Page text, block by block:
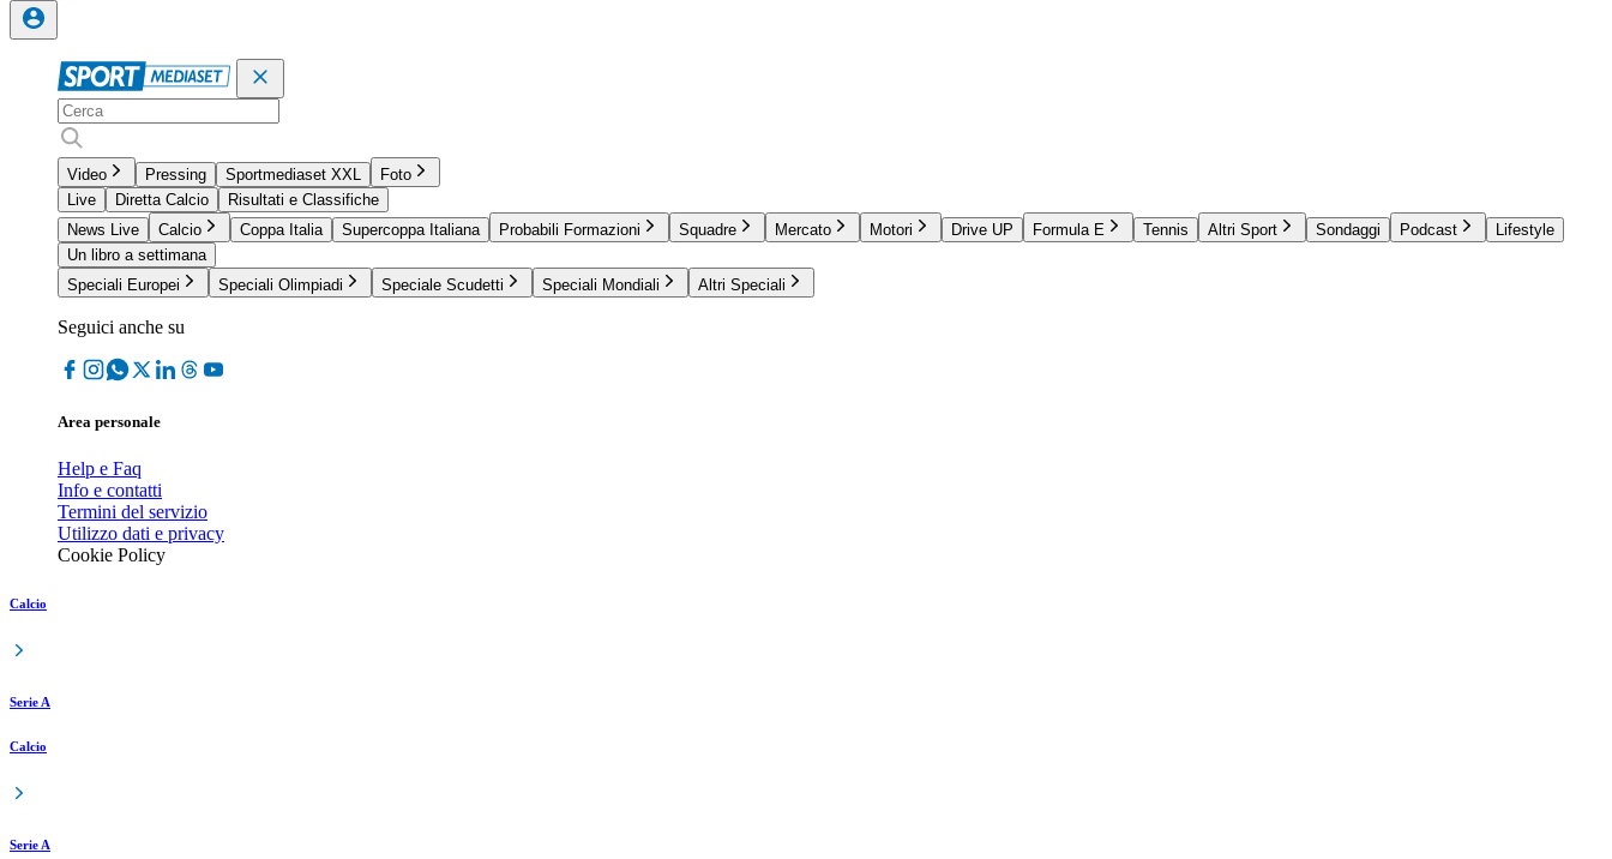
Video Pressing Sportmediaset XXL
Foto
Live
Diretta Calcio
Risultati e Classifiche
News Live
Calcio Coppa Italia Supercoppa Italiana Probabili Formazioni Squadre Mercato Motori Drive UP Formula E Tennis Altri Sport Sondaggi Podcast
Lifestyle
Un libro a settimana
Speciali Europei
Speciali Olimpiadi Speciale Scudetti Speciali Mondiali Altri Speciali
Seguici anche su
Area personale
Help e Faq
Info e contatti
Termini del servizio
Utilizzo dati e privacy
Cookie Policy
Calcio
Serie A
Calcio
Serie A